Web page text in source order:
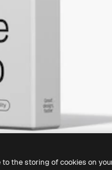
to the storing of cookies on